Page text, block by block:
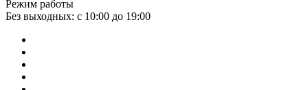
Режим работы
Без выходных: с 10:00 до 19:00